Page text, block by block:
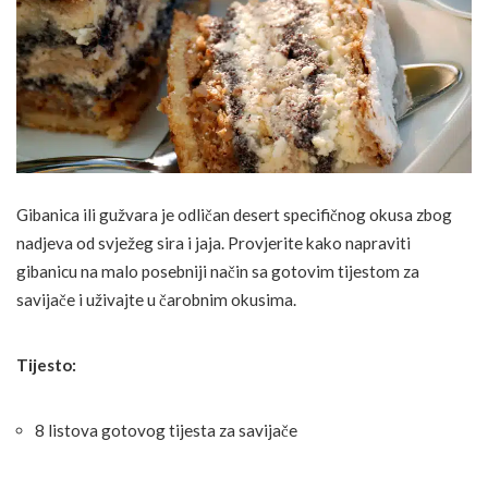
Gibanica ili gužvara je odličan desert specifičnog okusa zbog
nadjeva od svježeg sira i jaja. Provjerite kako napraviti
gibanicu na malo posebniji način sa gotovim tijestom za
savijače i uživajte u čarobnim okusima.
Tijesto:
8 listova gotovog tijesta za savijače